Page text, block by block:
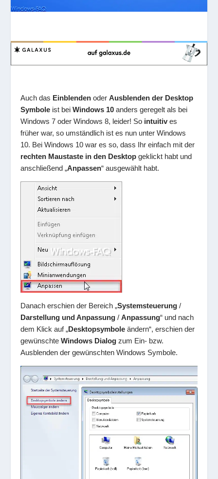
Auch das Einblenden oderAusblenden der Desktop
Symbole ist beiWindows 10 anders geregelt als bei
Windows 7 oder Windows 8, leider! So intuitiv es
früher war, so umständlich ist es nun unter Windows
10. Bei Windows 10 war es so, dass Ihr einfach mit der
rechten Maustaste in den Desktop geklickt habt und
anschließend „Anpassen“ ausgewählt habt.
Danach erschien der Bereich „Systemsteuerung /
Darstellung und Anpassung /Anpassung“ und nach
dem Klick auf „Desktopsymbole ändern“, erschien der
gewünschteWindows Dialog zum Ein- bzw.
Ausblenden der gewünschten Windows Symbole.